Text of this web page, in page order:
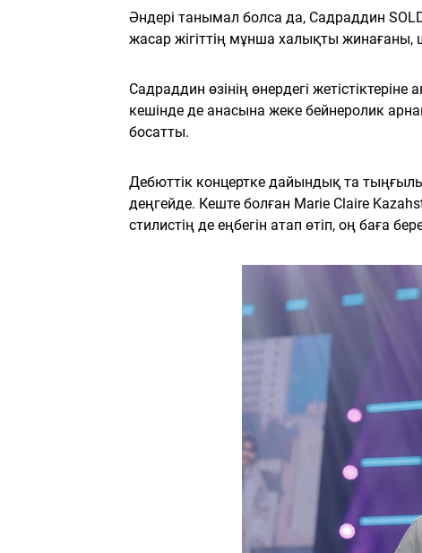
Әндері танымал болса да, Садраддин
жасар жігіттің мұнша халықты
Садраддин өзінің өнердегі
кешінде де анасына жеке бейнеролик
босатты.
Дебюттік концертке дайындық та
деңгейде. Кеште болған Marie Claire
стилистің де еңбегін атап өтіп, оң баға